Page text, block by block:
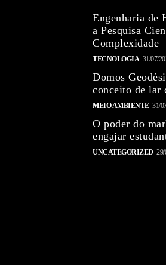
Engenharia de
a Pesquisa
Complexidade
TECNOLOGIA 31/07/
Domos
conceito de lar
MEIO AMBIENTE 31/
O poder do
engajar
UNCATEGORIZED 29/